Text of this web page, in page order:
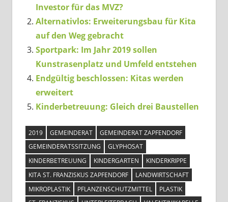
Investor für das MVZ?
Alternativlos: Erweiterungsbau für Kita
auf den Weg gebracht
Sportpark: Im Jahr 2019 sollen
Kunstrasenplatz und Umfeld entstehen
Endgültig beschlossen: Kitas werden
erweitert
Kinderbetreuung: Gleich drei Baustellen
2019 GEMEINDERAT
GEMEINDERAT ZAPFENDORF
GEMEINDERATSSITZUNG
GLYPHOSAT
KINDERBETREUUNG
KINDERGARTEN
KINDERKRIPPE
KITA ST. FRANZISKUS ZAPFENDORF
LANDWIRTSCHAFT
MIKROPLASTIK
PFLANZENSCHUTZMITTEL
PLASTIK